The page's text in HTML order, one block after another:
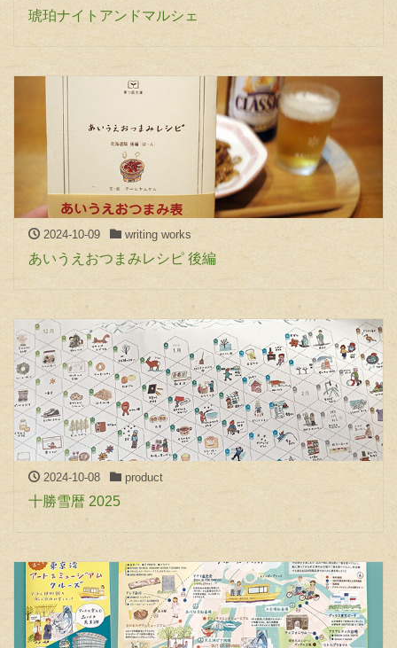
琥珀ナイトアンドマルシェ
2024-10-09 writing works
あいうえおつまみレシピ 後編
2024-10-08 product
十勝雪暦 2025